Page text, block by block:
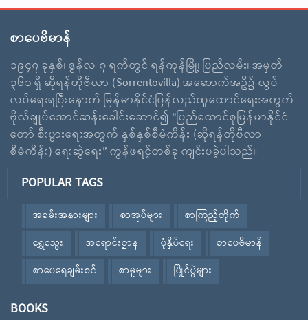
စာပေဗိမာန်
၁၉၄၇ ခုနှစ်၊ ဇွန်လ ၇ ရက်တွင် ရန်ကုန်မြို့၊ ပြည်လမ်း၊ အမှတ်
၃၆၁ ရှိ ဆိုရန်တိုဗီလာ (Sorrentovilla) အဆောက်အဦ၌ လွပ်
လပ်ရေးရပြီးနောက် မြန်မာနိုင်ငံပြန်လည်ထူထောင်ရေးအတွက်
ဗိုလ်ချူပ်အောင်ဆန်းခေါင်းဆောင်၍ “ပြည်ထောင်စုမြန်မာနိုင်ငံ
တော် စီးပွားရေးအတွက် နှစ်နှစ်စီမံကိန်း (ဆိုရန်တိုဗီလာ
စီမံကိန်း) ရေးဆွဲရေး” ကွန်ဖရင့်တစ်ခု ကျင်းပခဲ့ပါသည်။
POPULAR TAGS
အခမ်းအနားများ စာအုပ်များ
စာကြည့်တိုက်
ရွှေသွေး
အရောင်းဌာန ပုံနှိပ်ရေး
စာပေဗိမာန်
စာပေရေချမ်းစင်
စာမူများ ပြိုင်ပွဲများ
BOOKS